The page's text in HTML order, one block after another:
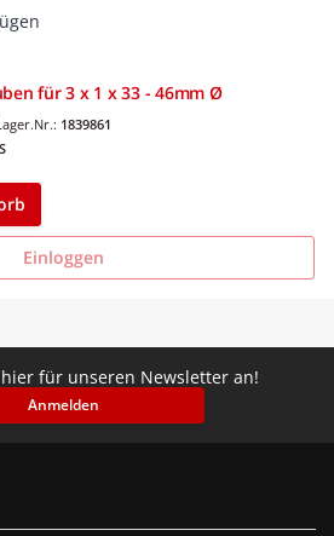
für 3 x 1 x 33 - 46mm Ø
1839861
Einloggen
für unseren Newsletter an!
Anmelden